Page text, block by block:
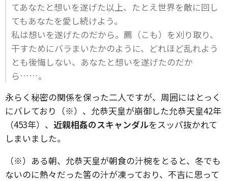
てあなたと想いを遂げた以上、たとえ世界を敵に回し
てもあなたを愛し続けよう。
私は想いを遂げたのだから。薦（こも）を刈り取り、
干すためにバラまいたかのように、どれほど乱れよう
とも後悔しない、あなたと想いを遂げたのだか
ら……。
永らく秘密の関係を保った二人ですが、周囲にはとっく
にバレており（※）、允恭天皇が崩御した允恭天皇42年
（453年）、 近親相姦のスキャンダルをスッパ抜かれて
しまいました。
（※）ある朝、允恭天皇が朝食の汁椀をとると、冬でも
ないのに熱々だった筈の汁が凍っており、不吉に思って